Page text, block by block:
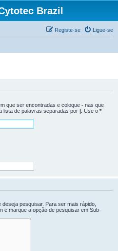
Brazil
Ligue-se
Registe-se
que ser encontradas e coloque - nas que
lista de palavras separadas por | . Use o *
pesquisar. Para ser mais rápido,
e marque a opção de pesquisar em Sub-